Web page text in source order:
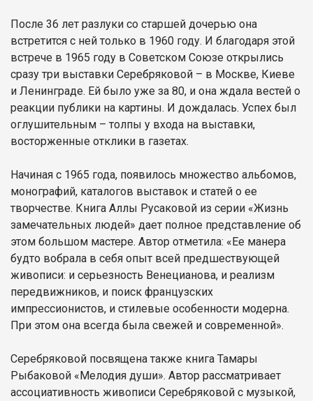
После 36 лет разлуки со старшей дочерью она
встретится с ней только в 1960 году. И благодаря этой
встрече в 1965 году в Советском Союзе открылись
сразу три выставки Серебряковой – в Москве, Киеве
и Ленинграде. Ей было уже за 80, и она ждала вестей о
реакции публики на картины. И дождалась. Успех был
оглушительным – толпы у входа на выставки,
восторженные отклики в газетах.
Начиная с 1965 года, появилось множество альбомов,
монографий, каталогов выставок и статей о ее
творчестве. Книга Аллы Русаковой из серии «Жизнь
замечательных людей» дает полное представление об
этом большом мастере. Автор отметила: «Ее манера
будто вобрала в себя опыт всей предшествующей
живописи: и серьезность Венецианова, и реализм
передвижников, и поиск французских
импрессионистов, и стилевые особенности модерна.
При этом она всегда была свежей и современной».
Серебряковой посвящена также книга Тамары
Рыбаковой «Мелодия души». Автор рассматривает
ассоциативность живописи Серебряковой с музыкой,